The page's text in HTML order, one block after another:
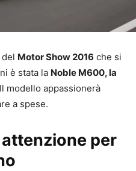
Motor Show 2016 che si
è stata la Noble M600, la
modello appassionerà
a spese.
per